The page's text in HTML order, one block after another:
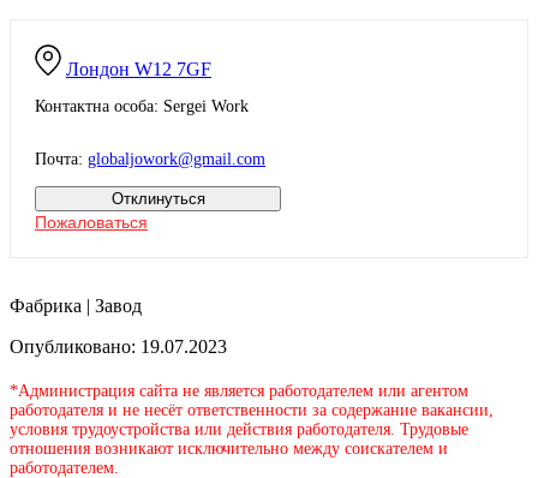
Лондон W12 7GF
Контактна особа: Sergei Work
Почта: globaljowork@gmail.com
Отклинуться
Пожаловаться
Фабрика | Завод
Опубликовано: 19.07.2023
*Администрация сайта не является работодателем или агентом
работодателя и не несёт ответственности за содержание вакансии,
условия трудоустройства или действия работодателя. Трудовые
отношения возникают исключительно между соискателем и
работодателем.